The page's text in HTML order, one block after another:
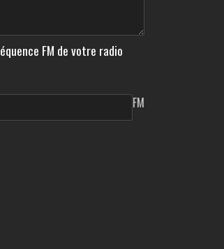
FM de votre radio
FM